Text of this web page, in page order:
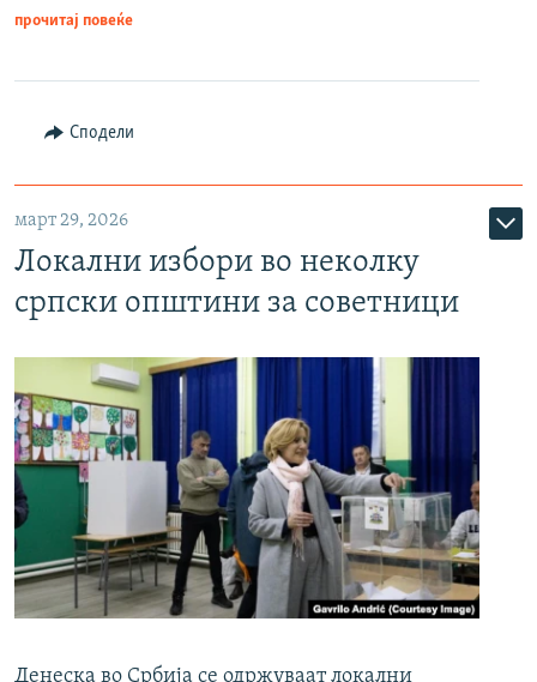
прочитај повеќе
Сподели
март 29, 2026
Локални избори во неколку
српски општини за советници
Денеска во Србија се одржуваат локални